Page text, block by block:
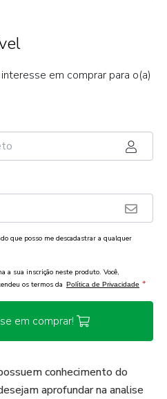
em comprar para o(a)
que posso me descadastrar a qualquer
a sua inscrição neste produto. Você,
os termos da Política de Privacidade *
em comprar!
conhecimento do
aprofundar na analise